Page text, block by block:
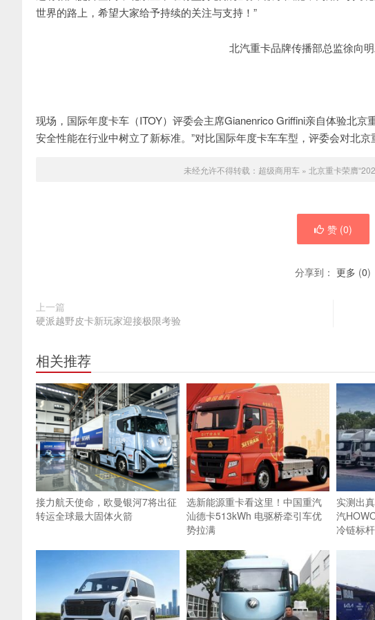
世界的路上，希望大家给予持续的关注与支持！”
北汽重卡品牌传播部总监徐向
现场，国际年度卡车（ITOY）评委会主席Gianenrico Griffini亲自体验北
安全性能在行业中树立了新标准。”对比国际年度卡车车型，评委会对北京
未经允许不得转载： 超级商用车 » 北京重卡荣膺
赞 (0)
分享到： 更多 (0)
上一篇
硬派越野皮卡新玩家迎接极限考验
相关推荐
接力航天使命，欧曼银河7将出征
转运全球最大固体火箭
选新能源重卡看这里！中国重汽
汕德卡513kWh 电驱桥牵引车优
势拉满
实测出
汽
冷链标杆